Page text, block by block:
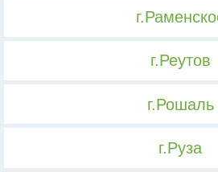
г.Реутов
г.Рошаль
г.Руза